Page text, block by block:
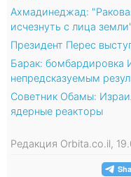
Ахмадинеджад:
исчезнуть с лица
Президент Перес
Барак: бомбардировка
непредсказуемым
Советник Обамы:
ядерные реакторы
Редакция Orbita.co.il,